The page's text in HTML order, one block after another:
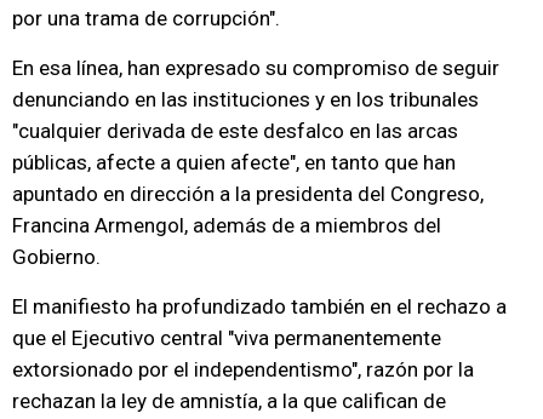
por una trama de corrupción".
En esa línea, han expresado su compromiso de seguir
denunciando en las instituciones y en los tribunales
"cualquier derivada de este desfalco en las arcas
públicas, afecte a quien afecte", en tanto que han
apuntado en dirección a la presidenta del Congreso,
Francina Armengol, además de a miembros del
Gobierno.
El manifiesto ha profundizado también en el rechazo a
que el Ejecutivo central "viva permanentemente
extorsionado por el independentismo", razón por la
rechazan la ley de amnistía, a la que califican de